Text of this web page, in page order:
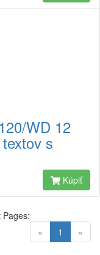
WD 12
s
Kúpiť
« 1 (current)
»
Pages: